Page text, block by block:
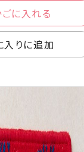
に入れる
入りに追加